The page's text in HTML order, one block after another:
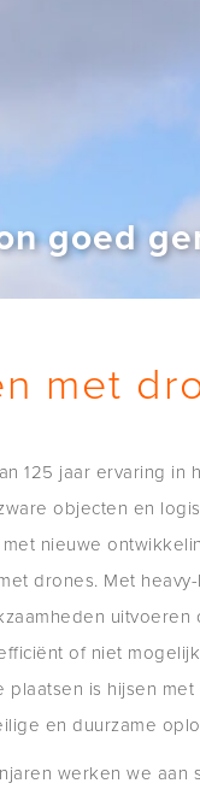
goed
met
125 jaar ervaring in
objecten en
nieuwe
drones. Met
uitvoeren
of niet
plaatsen is hijsen
en duurzame
werken we aan